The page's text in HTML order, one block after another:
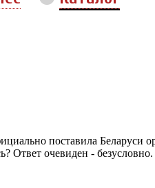
поставила
Ответ очевиден -